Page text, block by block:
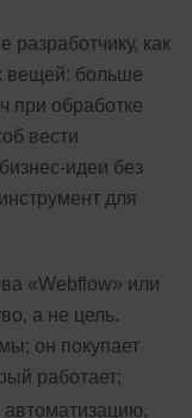
разработчику, как
вещей: больше
при обработке
вести
идеи без
для
«Webflow» или
а не цель.
он покупает
работает;
автоматизацию,